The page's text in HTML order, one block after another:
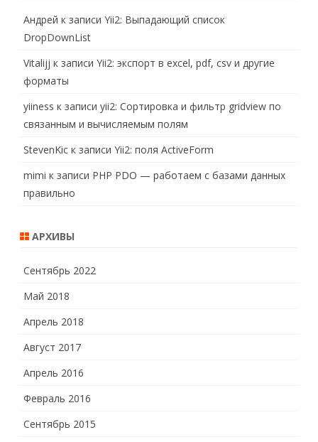
Андрей к записи Yii2: Выпадающий список
DropDownList
Vitalijj к записи Yii2: экспорт в excel, pdf, csv и другие
форматы
yiiness к записи yii2: Сортировка и фильтр gridview по
связанным и вычисляемым полям
StevenKic к записи Yii2: поля ActiveForm
mimi к записи PHP PDO — работаем с базами данных
правильно
АРХИВЫ
Сентябрь 2022
Май 2018
Апрель 2018
Август 2017
Апрель 2016
Февраль 2016
Сентябрь 2015